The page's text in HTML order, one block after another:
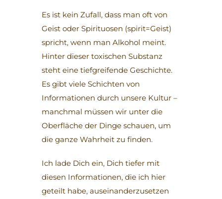
Es ist kein Zufall, dass man oft von
Geist oder Spirituosen (spirit=Geist)
spricht, wenn man Alkohol meint.
Hinter dieser toxischen Substanz
steht eine tiefgreifende Geschichte.
Es gibt viele Schichten von
Informationen durch unsere Kultur –
manchmal müssen wir unter die
Oberfläche der Dinge schauen, um
die ganze Wahrheit zu finden.
Ich lade Dich ein, Dich tiefer mit
diesen Informationen, die ich hier
geteilt habe, auseinanderzusetzen